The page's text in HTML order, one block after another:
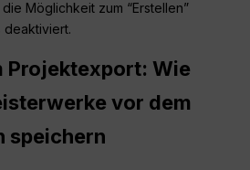
Möglichkeit zum “Erstellen”
deaktiviert.
Projektexport: Wie
vor dem
speichern